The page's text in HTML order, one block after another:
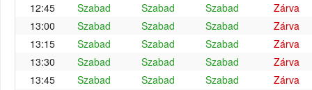
12:45
Szabad Szabad Szabad
Zárva
13:00
Szabad Szabad Szabad
Zárva
13:15
Szabad Szabad Szabad
Zárva
13:30
Szabad Szabad Szabad
Zárva
13:45
Szabad Szabad Szabad
Zárva